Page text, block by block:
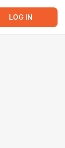
LOG IN